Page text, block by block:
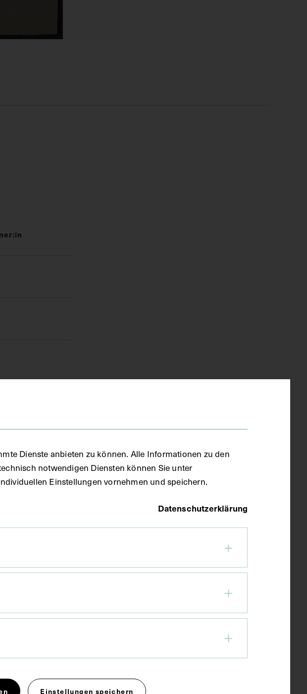
Dienste anbieten zu können. Alle Informationen zu den
notwendigen Diensten können Sie unter
Einstellungen vornehmen und speichern.
Datenschutzerklärung
Einstellungen speichern